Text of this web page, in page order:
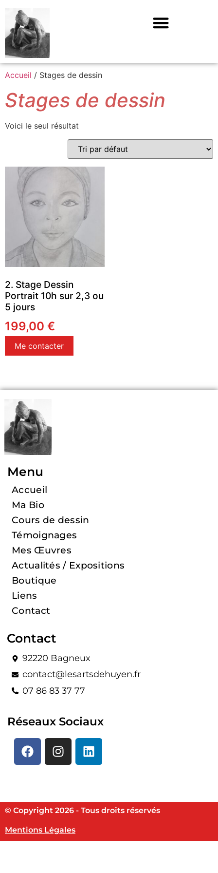
Accueil / Stages de dessin
Stages de dessin
Voici le seul résultat
2. Stage Dessin
Portrait 10h sur 2,3 ou
5 jours
199,00 €
Me contacter
Menu
Accueil
Ma Bio
Cours de dessin
Témoignages
Mes Œuvres
Actualités / Expositions
Boutique
Liens
Contact
Contact
92220 Bagneux
contact@lesartsdehuyen.fr
07 86 83 37 77
Réseaux Sociaux
© Copyright 2026 - Tous droits réservés
Mentions Légales